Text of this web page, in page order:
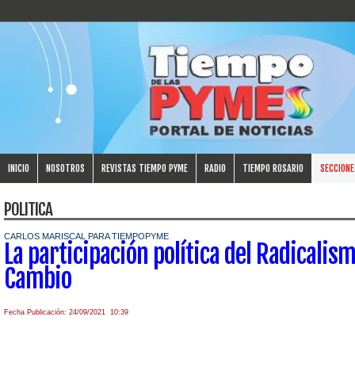
INICIO NOSOTROS REVISTAS TIEMPO PYME RADIO TIEMPO ROSARIO
POLITICA
CARLOS MARISCAL PARA TIEMPOPYME
La participación política del
Cambio
Fecha Publicación: 24/09/2021 10:39